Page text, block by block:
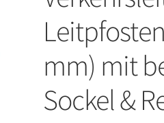
mm) mit
Sockel &